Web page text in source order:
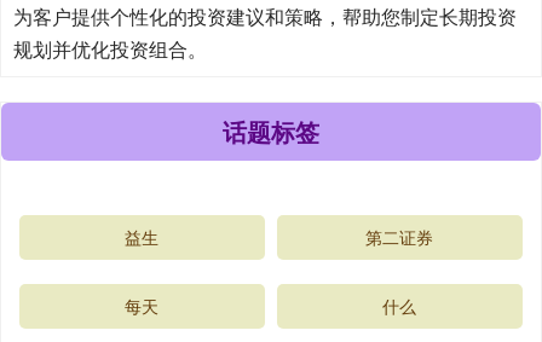
为客户提供个性化的投资建议和策略，帮助您制定长期投资
规划并优化投资组合。
话题标签
益生 第二证券
每天 什么